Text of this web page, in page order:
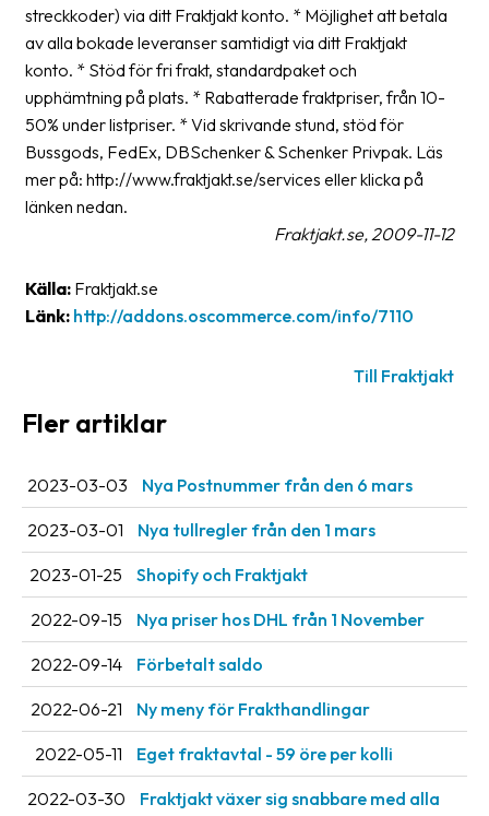
Manualer
Nedladdningar
Streckkodsläsare
Kundtjänst
Om
Om
Fraktjakt
karriär
Nyhetsarkiv
Kontakta
oss
Villkor
Allmänna
Integritet
streckkoder) via ditt Fraktjakt konto. * Möjlighet att betala
av alla bokade leveranser samtidigt via ditt Fraktjakt
konto. * Stöd för fri frakt, standardpaket och
upphämtning på plats. * Rabatterade fraktpriser, från 10-
50% under listpriser. * Vid skrivande stund, stöd för
Bussgods, FedEx, DBSchenker & Schenker Privpak. Läs
mer på: http://www.fraktjakt.se/services eller klicka på
länken nedan.
Fraktjakt.se, 2009-11-12
Källa: Fraktjakt.se
Länk: http://addons.oscommerce.com/info/7110
Till Fraktjakt
Fler artiklar
2023-03-03 Nya Postnummer från den 6 mars
2023-03-01 Nya tullregler från den 1 mars
2023-01-25 Shopify och Fraktjakt
2022-09-15 Nya priser hos DHL från 1 November
2022-09-14 Förbetalt saldo
2022-06-21 Ny meny för Frakthandlingar
2022-05-11 Eget fraktavtal - 59 öre per kolli
2022-03-30
Fraktjakt växer sig snabbare med alla